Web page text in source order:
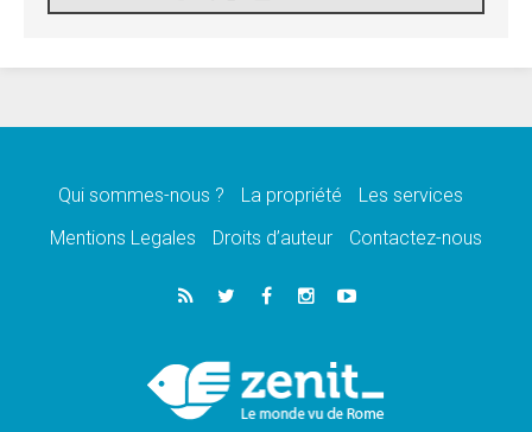
En Colombie, «la paix ne s'achète pas avec
07.08.2026
07.08.2026
en France
Cardinal Rossi: «La venue du Pape Léon en
Argentine est un hommage à François»
Hiroshima et Nagasaki, 81 ans après,
lancement des «dix jours de prière pour la
paix»
Qui sommes-nous ? La propriété
Les services
Mentions Legales
Droits d’auteur Contactez-nous